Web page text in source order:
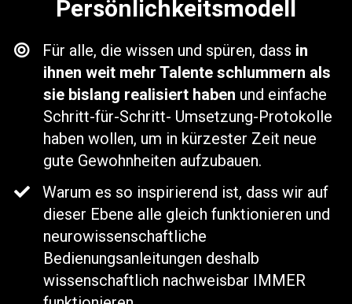
Persönlichkeitsmodell
Für alle, die wissen und spüren, dass in
ihnen weit mehr Talente schlummern als
sie bislang realisiert haben und einfache
Schritt-für-Schritt- Umsetzung-Protokolle
haben wollen, um in kürzester Zeit neue
gute Gewohnheiten aufzubauen.
Warum es so inspirierend ist, dass wir auf
dieser Ebene alle gleich funktionieren und
neurowissenschaftliche
Bedienungsanleitungen deshalb
wissenschaftlich nachweisbar IMMER